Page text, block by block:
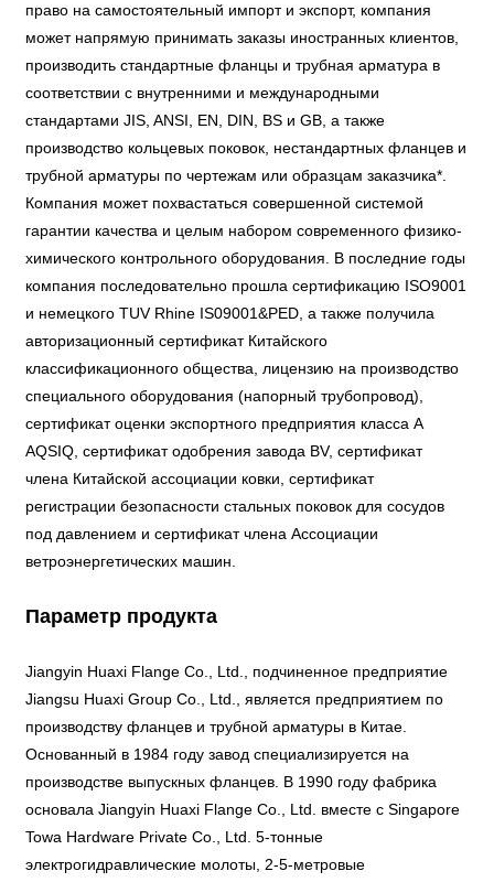
право на самостоятельный импорт и экспорт, компания
может напрямую принимать заказы иностранных клиентов,
производить стандартные фланцы и трубная арматура в
соответствии с внутренними и международными
стандартами JIS, ANSI, EN, DIN, BS и GB, а также
производство кольцевых поковок, нестандартных фланцев и
трубной арматуры по чертежам или образцам заказчика*.
Компания может похвастаться совершенной системой
гарантии качества и целым набором современного физико-
химического контрольного оборудования. В последние годы
компания последовательно прошла сертификацию ISO9001
и немецкого TUV Rhine IS09001&PED, а также получила
авторизационный сертификат Китайского
классификационного общества, лицензию на производство
специального оборудования (напорный трубопровод),
сертификат оценки экспортного предприятия класса A
AQSIQ, сертификат одобрения завода BV, сертификат
члена Китайской ассоциации ковки, сертификат
регистрации безопасности стальных поковок для сосудов
под давлением и сертификат члена Ассоциации
ветроэнергетических машин.
Параметр продукта
Jiangyin Huaxi Flange Co., Ltd., подчиненное предприятие
Jiangsu Huaxi Group Co., Ltd., является предприятием по
производству фланцев и трубной арматуры в Китае.
Основанный в 1984 году завод специализируется на
производстве выпускных фланцев. В 1990 году фабрика
основала Jiangyin Huaxi Flange Co., Ltd. вместе с Singapore
Towa Hardware Private Co., Ltd. 5-тонные
электрогидравлические молоты, 2-5-метровые